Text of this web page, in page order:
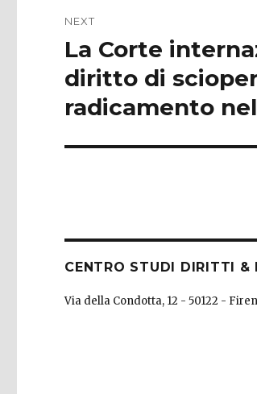
NEXT
Next
post:
La Corte
diritto di
radicamento
CENTRO STUDI DIRITTI &
Via della Condotta, 12 - 50122 -